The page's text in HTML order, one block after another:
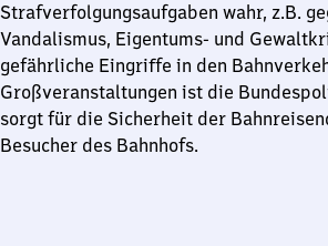
Strafverfolgungsaufgaben wahr, z.B.
Vandalismus, Eigentums- und
gefährliche Eingriffe in den
Großveranstaltungen ist die
sorgt für die Sicherheit der
Besucher des Bahnhofs.